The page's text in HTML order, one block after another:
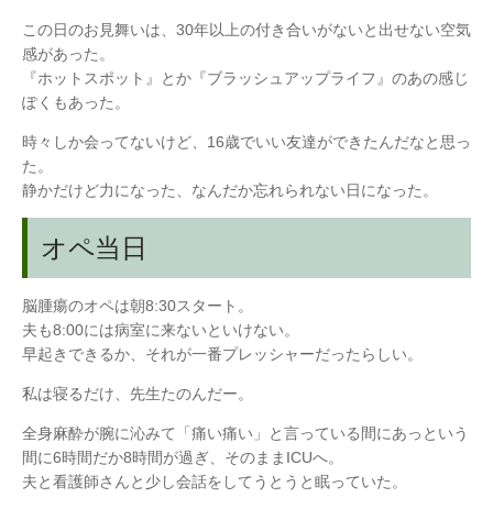
この日のお見舞いは、30年以上の付き合いがないと出せない空気
感があった。
『ホットスポット』とか『ブラッシュアップライフ』のあの感じ
ぽくもあった。
時々しか会ってないけど、16歳でいい友達ができたんだなと思っ
た。
静かだけど力になった、なんだか忘れられない日になった。
オペ当日
脳腫瘍のオペは朝8:30スタート。
夫も8:00には病室に来ないといけない。
早起きできるか、それが一番プレッシャーだったらしい。
私は寝るだけ、先生たのんだー。
全身麻酔が腕に沁みて「痛い痛い」と言っている間にあっという
間に6時間だか8時間が過ぎ、そのままICUへ。
夫と看護師さんと少し会話をしてうとうと眠っていた。